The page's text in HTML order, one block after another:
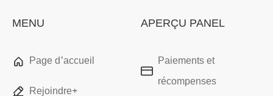
MENU
Page d'accueil
Rejoindre+
APERÇU PANEL
Paiements et
récompenses